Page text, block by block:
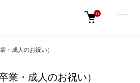
0
・成人のお祝い）
業・成人のお祝い）